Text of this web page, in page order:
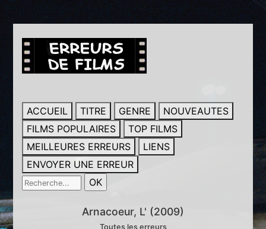
ACCUEIL TITRE GENRE
NOUVEAUTES
FILMS POPULAIRES
TOP FILMS
MEILLEURES ERREURS
LIENS
ENVOYER UNE ERREUR
Arnacoeur, L' (2009)
Toutes les erreurs